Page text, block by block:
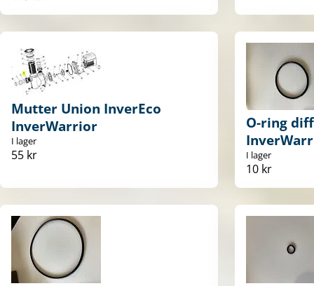
Mutter Union InverEco
InverWarrior
I lager
55 kr
O-ring
I lager
10 kr